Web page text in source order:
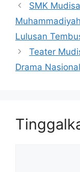
SMK
Lulusan
Teater
Drama